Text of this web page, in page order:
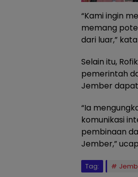
“Kami ingin
memang
dari luar,”
Selain itu,
pemerintah
Jember
“Ia
komunikasi
pembinaan
Jember,”
Tag: